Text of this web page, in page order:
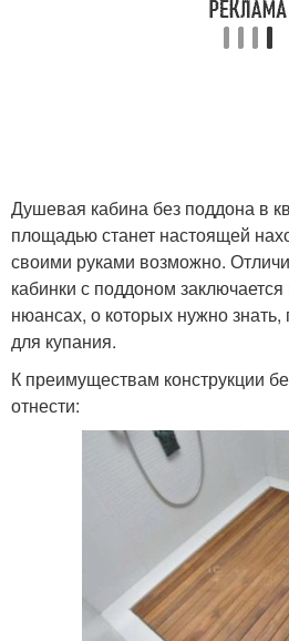
Душевая кабина без поддона в
площадью станет настоящей
своими руками возможно.
кабинки с поддоном
нюансах, о которых нужно
для купания.
К преимуществам конструкции
отнести: